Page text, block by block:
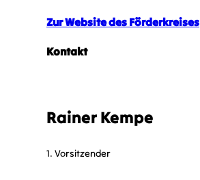
Zur Website des Förderkreises
Kontakt
Rainer Kempe
1. Vorsitzender